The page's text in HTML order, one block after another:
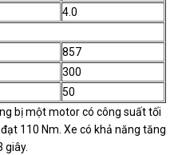
4.0
857
300
50
bị một motor có công suất tối
110 Nm. Xe có khả năng tăng
giây.